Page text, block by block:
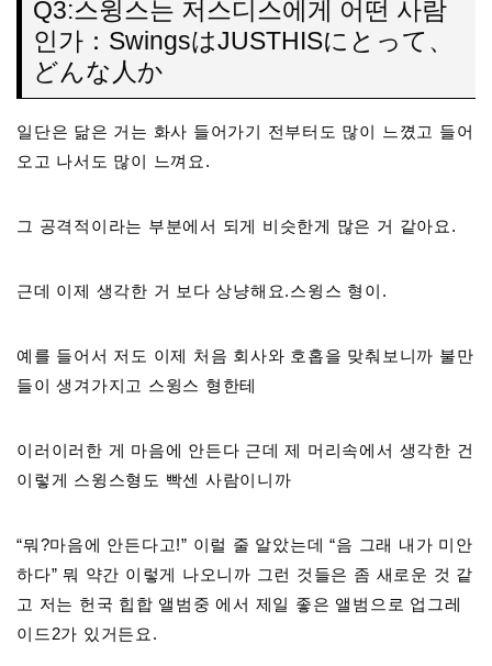
Q3:스윙스는 저스디스에게 어떤 사람
인가：SwingsはJUSTHISにとって、
どんな人か
일단은 닮은 거는 화사 들어가기 전부터도 많이 느꼈고 들어
오고 나서도 많이 느껴요.
그 공격적이라는 부분에서 되게 비슷한게 많은 거 같아요.
근데 이제 생각한 거 보다 상냥해요.스윙스 형이.
예를 들어서 저도 이제 처음 회사와 호홉을 맞춰보니까 불만
들이 생겨가지고 스윙스 형한테
이러이러한 게 마음에 안든다 근데 제 머리속에서 생각한 건
이렇게 스윙스형도 빡센 사람이니까
“뭐?마음에 안든다고!” 이럴 줄 알았는데 “음 그래 내가 미안
하다” 뭐 약간 이렇게 나오니까 그런 것들은 좀 새로운 것 같
고 저는 헌국 힙합 앨범중 에서 제일 좋은 앨범으로 업그레
이드2가 있거든요.